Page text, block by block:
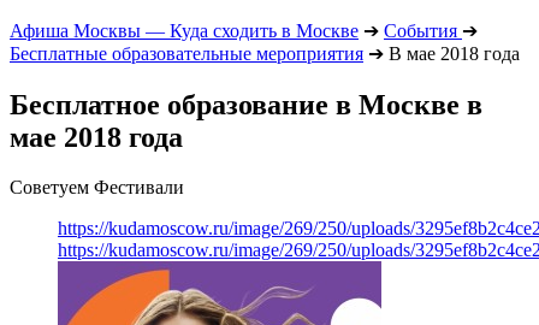
Афиша Москвы — Куда сходить в Москве ➔ События ➔
Бесплатные образовательные мероприятия ➔ В мае 2018 года
Бесплатное образование в Москве в
мае 2018 года
Советуем Фестивали
https://kudamoscow.ru/image/269/250/uploads/
https://kudamoscow.ru/image/269/250/uploads/